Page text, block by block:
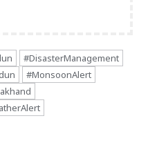
#DisasterManagement
#MonsoonAlert